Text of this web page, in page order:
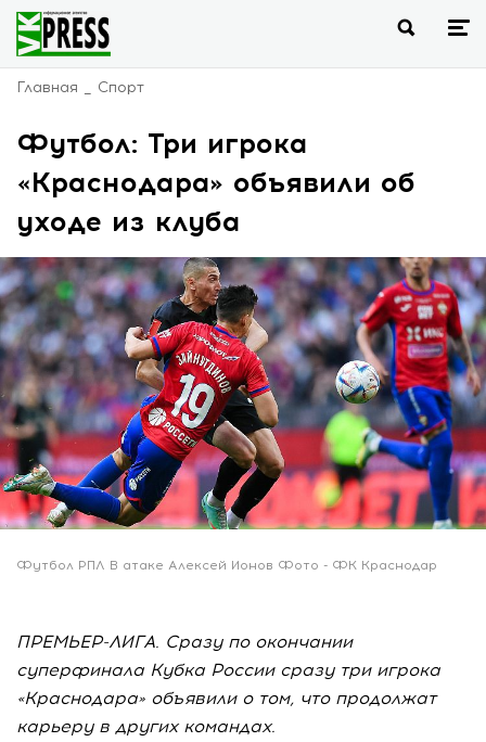
Главная Спорт
Футбол: Три игрока
«Краснодара» объявили об
уходе из клуба
Футбол РПЛ В атаке Алексей Ионов Фото - ФК Краснодар
ПРЕМЬЕР-ЛИГА. Сразу по окончании
суперфинала Кубка России сразу три игрока
«Краснодара» объявили о том, что продолжат
карьеру в других командах.